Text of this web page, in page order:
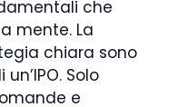
che
mente. La
chiara sono
Solo
e